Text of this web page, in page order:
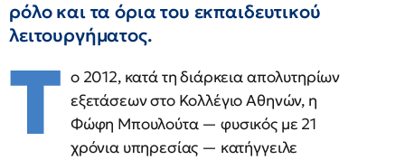
ρόλο και τα όρια του εκπαιδευτικού
λειτουργήματος.
Τ ο 2012, κατά τη διάρκεια απολυτηρίων
εξετάσεων στο Κολλέγιο Αθηνών, η
Φώφη Μπουλούτα — φυσικός με 21
χρόνια υπηρεσίας — κατήγγειλε